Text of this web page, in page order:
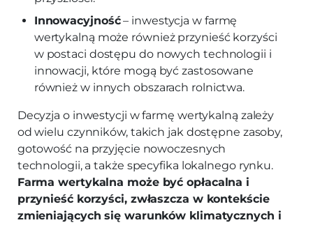
Innowacyjność– inwestycja w farmę
wertykalną może również przynieść korzyści
w postaci dostępu do nowych technologii i
innowacji, które mogą być zastosowane
również w innych obszarach rolnictwa.
Decyzja o inwestycji w farmę wertykalną zależy
od wielu czynników, takich jak dostępne zasoby,
gotowość na przyjęcie nowoczesnych
technologii, a także specyfika lokalnego rynku.
Farma wertykalna może być opłacalna i
przynieść korzyści, zwłaszcza w kontekście
zmieniających się warunków klimatycznych i